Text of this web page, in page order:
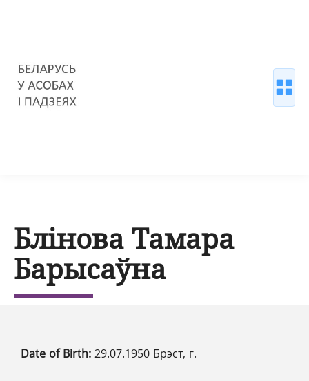
Блінова Тамара
Барысаўна
Date of Birth: 29.07.1950 Брэст, г.